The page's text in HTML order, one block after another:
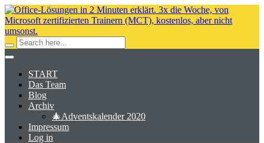
START
Das Team
Blog
Archiv
🎄Adventskalender 2020
Impressum
Log in